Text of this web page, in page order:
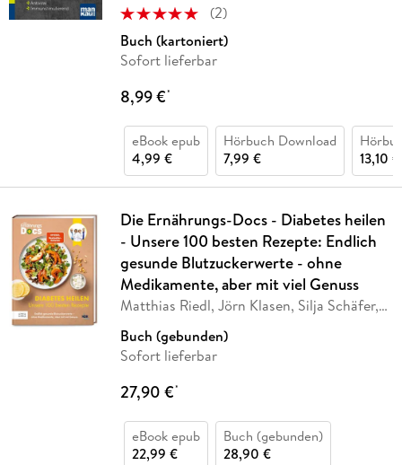
(2)
Buch (kartoniert)
Sofort lieferbar
8,99 €*
eBook epub
4,99 €
Hörbuch Download
7,99 €
13,10 €
Die Ernährungs-Docs - Diabetes heilen
- Unsere 100 besten Rezepte: Endlich
gesunde Blutzuckerwerte - ohne
Medikamente, aber mit viel Genuss
Matthias Riedl, Jörn Klasen, Silja Schäfer,
Buch (gebunden)
Sofort lieferbar
27,90 €*
eBook epub
22,99 €
Buch (gebunden)
28,90 €